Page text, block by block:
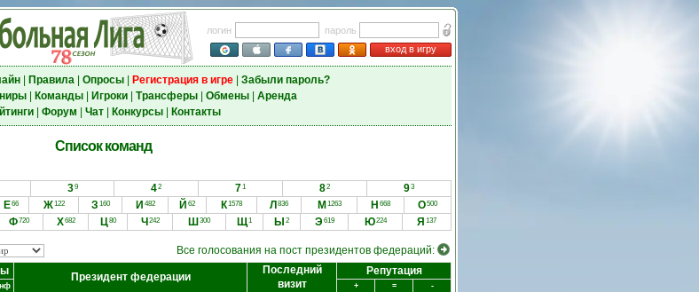
логин
пароль
вход в игру
| Правила| Опросы| Регистрация в игре| Забыли пароль?
| Команды| Игроки| Трансферы| Обмены| Аренда
| Форум Чат| Конкурсы| Контакты
Список команд
39 42 71 82 93
Е66 Ж122 З 160 И 482 Й 62 К1578 Л 836 М 1263 Н 668 О500
Ф720 Х682 Ц80 Ч 242 Ш 300 Щ1 Ы 2 Э 619 Ю224 Я 137
Все голосования на пост президентов федераций:
Президент федерации
Последний
визит
Репутация
+ = -